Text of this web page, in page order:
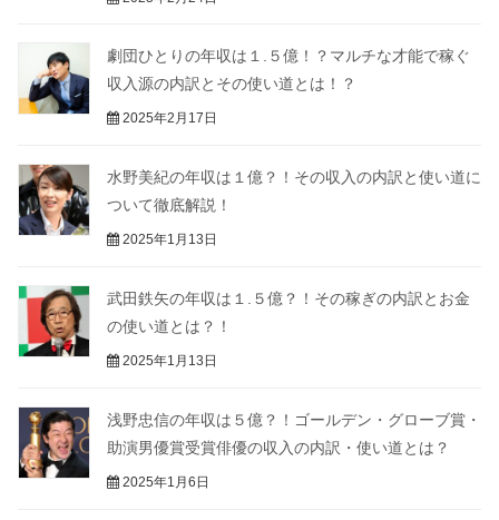
劇団ひとりの年収は１.５億！？マルチな才能で稼ぐ
収入源の内訳とその使い道とは！？
2025年2月17日
水野美紀の年収は１億？！その収入の内訳と使い道に
ついて徹底解説！
2025年1月13日
武田鉄矢の年収は１.５億？！その稼ぎの内訳とお金
の使い道とは？！
2025年1月13日
浅野忠信の年収は５億？！ゴールデン・グローブ賞・
助演男優賞受賞俳優の収入の内訳・使い道とは？
2025年1月6日